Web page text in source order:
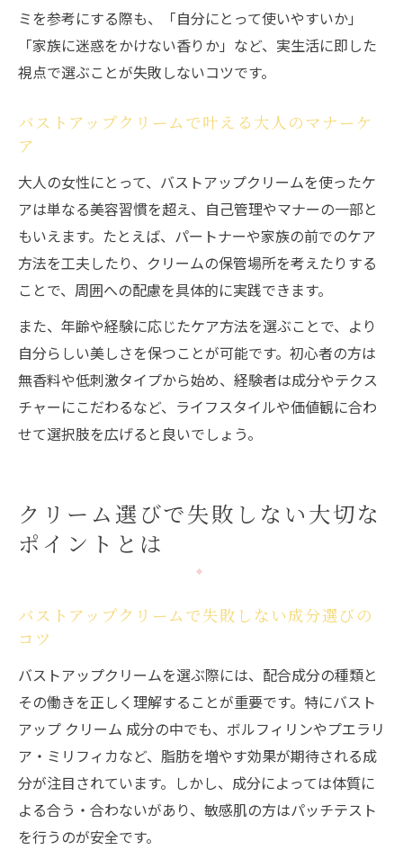
ミを参考にする際も、「自分にとって使いやすいか」
「家族に迷惑をかけない香りか」など、実生活に即した
視点で選ぶことが失敗しないコツです。
バストアップクリームで叶える大人のマナーケ
ア
大人の女性にとって、バストアップクリームを使ったケ
アは単なる美容習慣を超え、自己管理やマナーの一部と
もいえます。たとえば、パートナーや家族の前でのケア
方法を工夫したり、クリームの保管場所を考えたりする
ことで、周囲への配慮を具体的に実践できます。
また、年齢や経験に応じたケア方法を選ぶことで、より
自分らしい美しさを保つことが可能です。初心者の方は
無香料や低刺激タイプから始め、経験者は成分やテクス
チャーにこだわるなど、ライフスタイルや価値観に合わ
せて選択肢を広げると良いでしょう。
クリーム選びで失敗しない大切な
ポイントとは
バストアップクリームで失敗しない成分選びの
コツ
バストアップクリームを選ぶ際には、配合成分の種類と
その働きを正しく理解することが重要です。特にバスト
アップ クリーム 成分の中でも、ボルフィリンやプエラリ
ア・ミリフィカなど、脂肪を増やす効果が期待される成
分が注目されています。しかし、成分によっては体質に
よる合う・合わないがあり、敏感肌の方はパッチテスト
を行うのが安全です。